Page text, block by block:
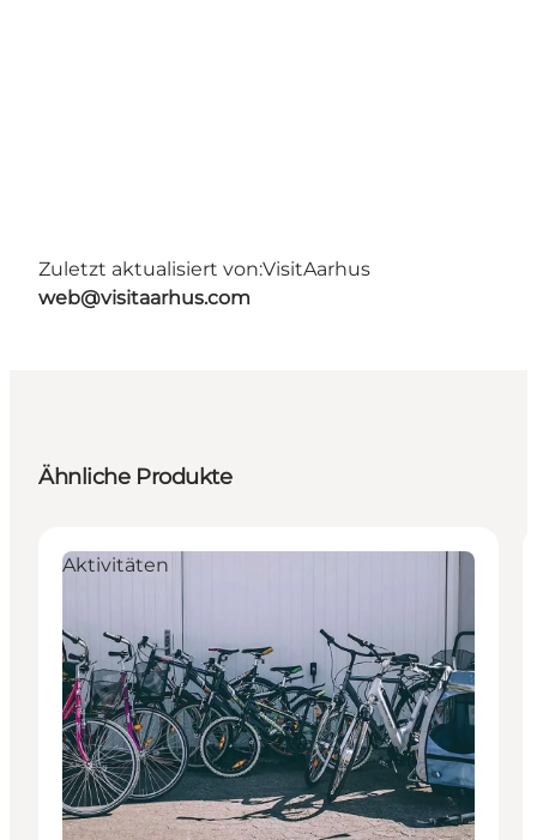
Zuletzt aktualisiert von:VisitAarhus
web@visitaarhus.com
Ähnliche Produkte
Aktivitäten